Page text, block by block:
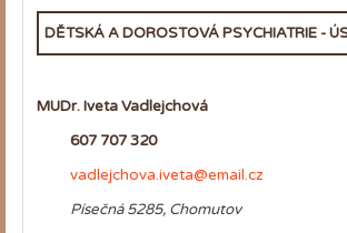
DĚTSKÁ A DOROSTOVÁ PSYCHIATRIE -
MUDr. Iveta Vadlejchová
607 707 320
vadlejchova.iveta@email.cz
Písečná 5285, Chomutov